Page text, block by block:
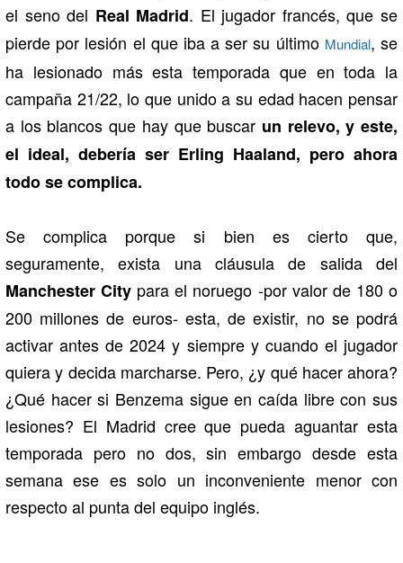
el seno del Real Madrid. El jugador francés, que se
pierde por lesión el que iba a ser su último Mundial, se
ha lesionado más esta temporada que en toda la
campaña 21/22, lo que unido a su edad hacen pensar
a los blancos que hay que buscar un relevo, y este,
el ideal, debería ser Erling Haaland, pero ahora
todo se complica.
Se complica porque si bien es cierto que,
seguramente, exista una cláusula de salida del
Manchester City para el noruego -por valor de 180 o
200 millones de euros- esta, de existir, no se podrá
activar antes de 2024 y siempre y cuando el jugador
quiera y decida marcharse. Pero, ¿y qué hacer ahora?
¿Qué hacer si Benzema sigue en caída libre con sus
lesiones? El Madrid cree que pueda aguantar esta
temporada pero no dos, sin embargo desde esta
semana ese es solo un inconveniente menor con
respecto al punta del equipo inglés.